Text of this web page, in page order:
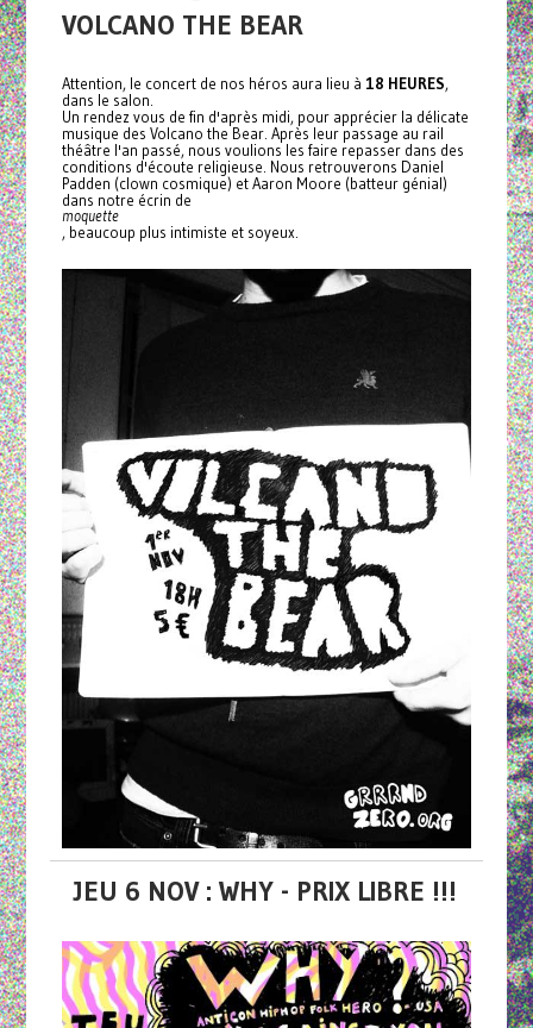
VOLCANO THE BEAR
Attention, le concert de nos héros aura lieu à 18 HEURES,
dans le salon.
Un rendez vous de fin d'après midi, pour apprécier la délicate
musique des Volcano the Bear. Après leur passage au rail
théâtre l'an passé, nous voulions les faire repasser dans des
conditions d'écoute religieuse. Nous retrouverons Daniel
Padden (clown cosmique) et Aaron Moore (batteur génial)
dans notre écrin de
moquette
, beaucoup plus intimiste et soyeux.
JEU 6 NOV : WHY - PRIX LIBRE !!!